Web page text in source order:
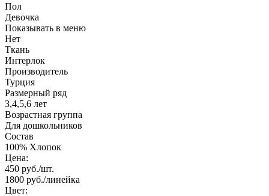
Пол
Девочка
Показывать в меню
Нет
Ткань
Интерлок
Производитель
Турция
Размерный ряд
3,4,5,6 лет
Возрастная группа
Для дошкольников
Состав
100% Хлопок
Цена:
450 руб./шт.
1800 руб./линейка
Цвет: